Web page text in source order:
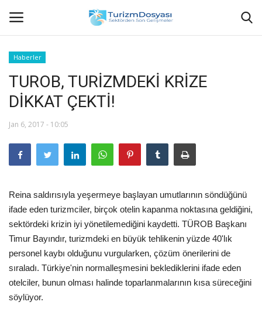
Anasayfa
Bize Ulaşın
Halil ÖNCÜ kimdir?
KVKK Aydınlatma Metni
Haberler
Görüntülü
Araştırma - İnceleme
Haberler
TUROB, TURİZMDEKİ KRİZE
DİKKAT ÇEKTİ!
Jan 6, 2017 - 10:05
Reina saldırısıyla yeşermeye başlayan umutlarının söndüğünü
ifade eden turizmciler, birçok otelin kapanma noktasına geldiğini,
sektördeki krizin iyi yönetilemediğini kaydetti. TÜROB Başkanı
Timur Bayındır, turizmdeki en büyük tehlikenin yüzde 40'lık
personel kaybı olduğunu vurgularken, çözüm önerilerini de
sıraladı. Türkiye'nin normalleşmesini beklediklerini ifade eden
otelciler, bunun olması halinde toparlanmalarının kısa süreceğini
söylüyor.